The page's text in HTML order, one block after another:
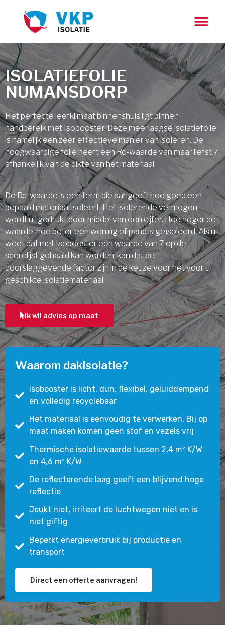
ISOLATIEFOLIE
NUMANSDORP
Het perfecte leefklimaat binnenshuis ligt binnen
handbereik met Isobooster. Deze meerlaagse isolatiefolie
is namelijk een zeer effectieve manier van isoleren. De
hoogwaardige folie heeft een Rc-waarde van maar liefst 7,
afhankelijk van de dikte van het materiaal.
De Rc-waarde is een term die aangeeft hoe goed een
bepaald materiaal isoleert. Het isolerende vermogen
wordt uitgedrukt door middel van een cijfer. Hoe hoger de
waarde, hoe beter een woning of pand is geïsoleerd. Als u
weet dat met Isobooster een waarde van 7 op de
scorelijst gehaald kan worden, kan dat de
doorslaggevende factor zijn in de keuze voor het voor u
geschikte isolatiemateriaal.
ik wil advies op maat
Waarom dakisolatie?
Isobooster is licht, dun, flexibel, geluiddempend
en volledig recyclebaar
Het materiaal is eenvoudig te verwerken. Bij op
maat maken komen geen stof en vezels vrij
Thermische isolatiewaarde tussen 2,4 m² K/W
en 4,6 m² K/W
De reflecterende laag geeft een blijvend hoge
reflectie
Jeukt niet, irriteert de luchtwegen niet en is
niet giftig
Beperkt energieverbruik bij productie en
transport
Direct een offerte aanvragen!